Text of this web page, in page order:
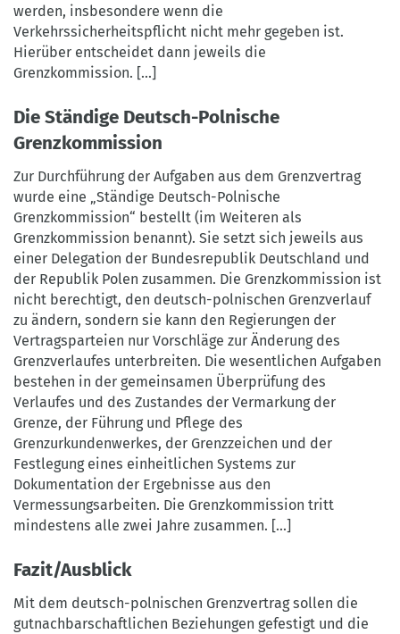
werden, insbesondere wenn die
Verkehrssicherheitspflicht nicht mehr gegeben ist.
Hierüber entscheidet dann jeweils die
Grenzkommission. [...]
Die Ständige Deutsch-Polnische
Grenzkommission
Zur Durchführung der Aufgaben aus dem Grenzvertrag
wurde eine „Ständige Deutsch-Polnische
Grenzkommission“ bestellt (im Weiteren als
Grenzkommission benannt). Sie setzt sich jeweils aus
einer Delegation der Bundesrepublik Deutschland und
der Republik Polen zusammen. Die Grenzkommission ist
nicht berechtigt, den deutsch-polnischen Grenzverlauf
zu ändern, sondern sie kann den Regierungen der
Vertragsparteien nur Vorschläge zur Änderung des
Grenzverlaufes unterbreiten. Die wesentlichen Aufgaben
bestehen in der gemeinsamen Überprüfung des
Verlaufes und des Zustandes der Vermarkung der
Grenze, der Führung und Pflege des
Grenzurkundenwerkes, der Grenzzeichen und der
Festlegung eines einheitlichen Systems zur
Dokumentation der Ergebnisse aus den
Vermessungsarbeiten. Die Grenzkommission tritt
mindestens alle zwei Jahre zusammen. [...]
Fazit/Ausblick
Mit dem deutsch-polnischen Grenzvertrag sollen die
gutnachbarschaftlichen Beziehungen gefestigt und die